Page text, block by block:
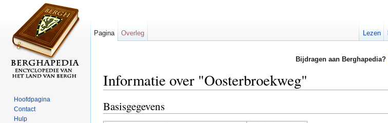
Bijdragen aan Berghapedia?
Informatie over "Oosterbroekweg"
Basisgegevens
Pagina Overleg Lezen
Hoofdpagina
Contact
Hulp